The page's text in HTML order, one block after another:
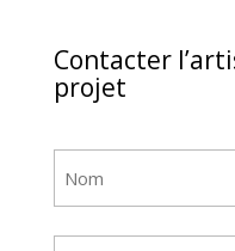
Contacter
projet